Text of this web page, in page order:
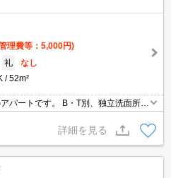
理費等：5,000円)
礼
なし
52m²
パートです。 B・T別、独立洗面所、
料）2台可、ウォークインクローゼ
！ インターネット無料です。おすす
合わせください。
詳細を見る